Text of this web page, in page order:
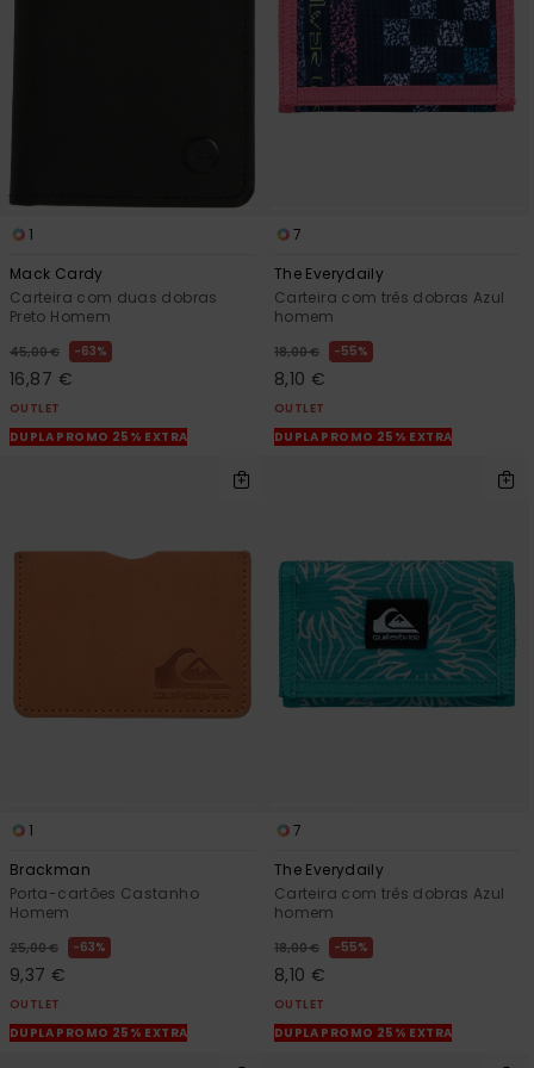
frequentes e o
formulário de
Consultar
1
Mack Cardy
Carteira com duas dobras
Preto Homem
45,00 € 63%
16,87 €
OUTLET
DUPLA PROMO 25% EXTRA
7
The Everydaily
Carteira com três dobras Azul
homem
18,00 € 55%
8,10 €
OUTLET
DUPLA PROMO 25% EXTRA
1
Brackman
Porta-cartões Castanho
Homem
25,00 € 63%
9,37 €
OUTLET
DUPLA PROMO 25% EXTRA
7
The Everydaily
Carteira com três dobras Azul
homem
18,00 € 55%
8,10 €
OUTLET
DUPLA PROMO 25% EXTRA